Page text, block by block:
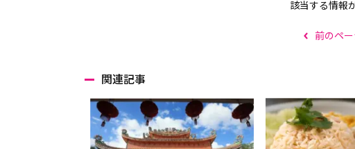
該当する情報
前のペ
関連記事